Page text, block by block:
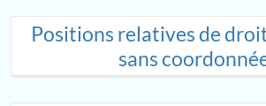
Positions relatives de
sans